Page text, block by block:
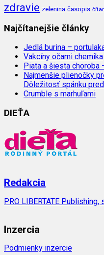
zdravie zelenina časopis
Najčítanejšie články
Jedlá burina –
Vakcíny očami chemika
Piata a šiesta
Najmenšie plienočky
Dôležitosť spánku
Crumble s marhuľami
DIEŤA
Redakcia
PRO LIBERTATE Publishing,
Inzercia
Podmienky inzercie